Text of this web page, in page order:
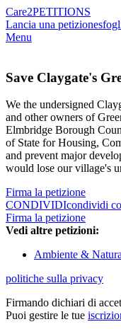
Care2PETITIONS
Lancia una petizione
Menu
Save Claygate's
We the undersigned
and other owners of
Elmbridge Borough
of State for Housing,
and prevent major
would lose our village's
Firma la petizione
CONDIVIDIcondividi
Firma la petizione
Vedi altre petizioni:
Ambiente &
politiche sulla privacy
Firmando dichiari di
Puoi gestire le tue